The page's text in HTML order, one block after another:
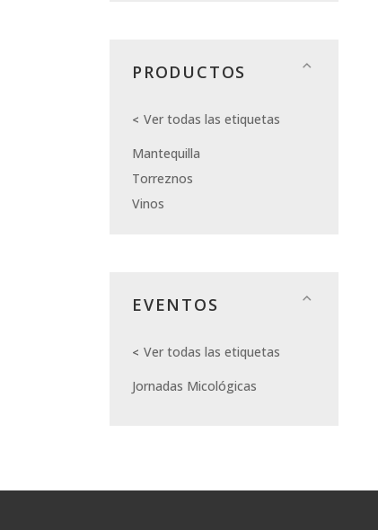
PRODUCTOS
Ver todas las etiquetas
Mantequilla
Torreznos
Vinos
EVENTOS
Ver todas las etiquetas
Jornadas Micológicas